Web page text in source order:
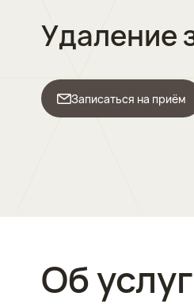
Удаление
Записаться на приём
Об